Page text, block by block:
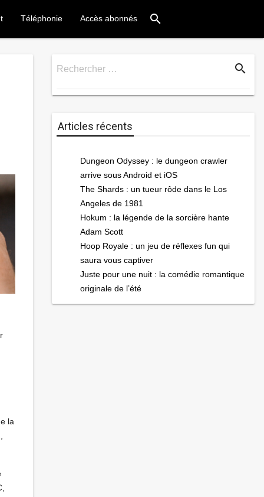
Téléphonie Accès abonnés search
la
Rechercher … search
Articles récents
Dungeon Odyssey : le dungeon crawler
arrive sous Android et iOS
The Shards : un tueur rôde dans le Los
Angeles de 1981
Hokum : la légende de la sorcière hante
Adam Scott
Hoop Royale : un jeu de réflexes fun qui
saura vous captiver
Juste pour une nuit : la comédie romantique
originale de l’été